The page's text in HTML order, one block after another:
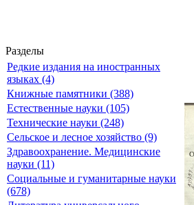
Разделы
Редкие издания на иностранных
языках (4)
Книжные памятники (388)
Естественные науки (105)
Технические науки (248)
Сельское и лесное хозяйство (9)
Здравоохранение. Медицинские
науки (11)
Социальные и гуманитарные науки
(678)